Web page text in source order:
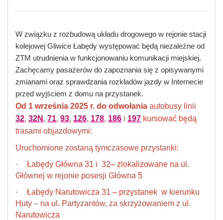
W związku z rozbudową układu drogowego w rejonie stacji
kolejowej Gliwice Łabędy występować będą niezależne od
ZTM utrudnienia w funkcjonowaniu komunikacji miejskiej.
Zachęcamy pasażerów do zapoznania się z opisywanymi
zmianami oraz sprawdzania rozkładów jazdy w Internecie
przed wyjściem z domu na przystanek.
Od 1 września 2025 r. do odwołania autobusy linii
32, 32N , 71, 93, 126, 178, 186 i 197 kursować będą
trasami objazdowymi:
Uruchomione zostaną tymczasowe przystanki:
·
Łabędy Główna 31 i 32– zlokalizowane na ul.
Głównej w rejonie posesji Główna 5
·
Łabędy Narutowicza 31 – przystanek w kierunku
Huty – na ul. Partyzantów, za skrzyżowaniem z ul.
Narutowicza